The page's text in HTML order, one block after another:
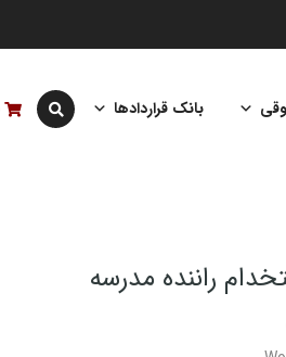
بانک قراردادها
راننده مدرسه